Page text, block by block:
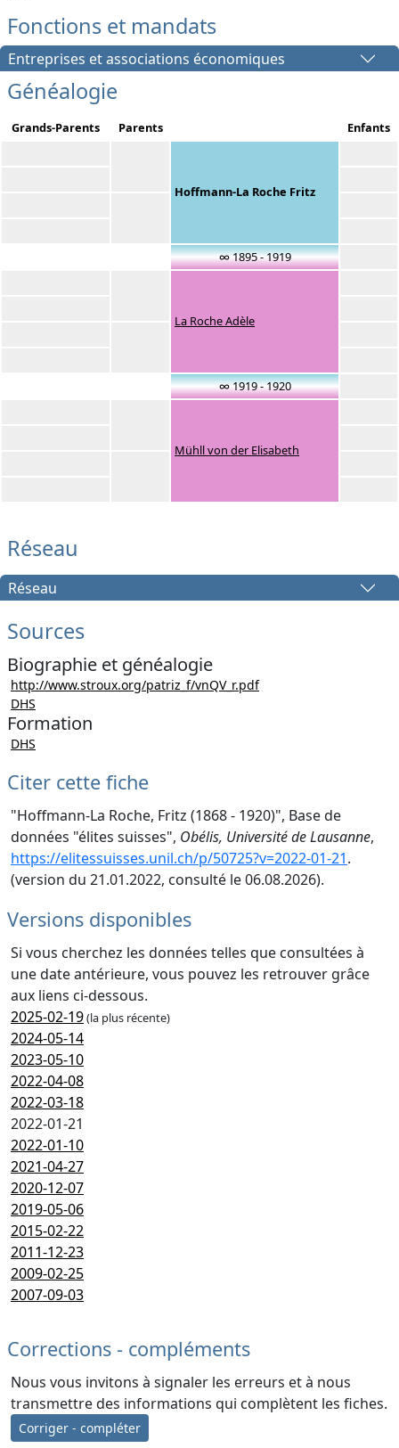
Fonctions et mandats
Entreprises et associations économiques
Généalogie
Grands-Parents Parents Enfants
Hoffmann-La Roche Fritz
∞ 1895 - 1919
La Roche Adèle
∞ 1919 - 1920
Mühll von der Elisabeth
Réseau
Réseau
Sources
Biographie et généalogie
http://www.stroux.org/patriz_f/vnQV_r.pdf
DHS
Formation
DHS
Citer cette fiche
"Hoffmann-La Roche, Fritz (1868 - 1920)", Base de
données "élites suisses", Obélis, Université de Lausanne,
https://elitessuisses.unil.ch/p/50725?v=2022-01-21.
(version du 21.01.2022, consulté le 06.08.2026).
Versions disponibles
Si vous cherchez les données telles que consultées à
une date antérieure, vous pouvez les retrouver grâce
aux liens ci-dessous.
2025-02-19(la plus récente)
2024-05-14
2023-05-10
2022-04-08
2022-03-18
2022-01-21
2022-01-10
2021-04-27
2020-12-07
2019-05-06
2015-02-22
2011-12-23
2009-02-25
2007-09-03
Corrections - compléments
Nous vous invitons à signaler les erreurs et à nous
transmettre des informations qui complètent les fiches.
Corriger - compléter